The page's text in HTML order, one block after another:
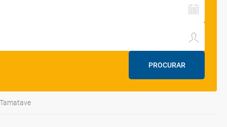
PROCURAR
Tamatave